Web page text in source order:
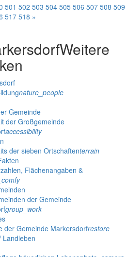
501 502 503 504 505 506 507 508 509
517 518 »
Weitere
nature_people
Gemeinde
der Großgemeinde
accessibility
der sieben Ortschaftenterrain
Flächenangaben &
der Gemeinde
group_work
der Gemeinde Markersdorfrestore
Landleben